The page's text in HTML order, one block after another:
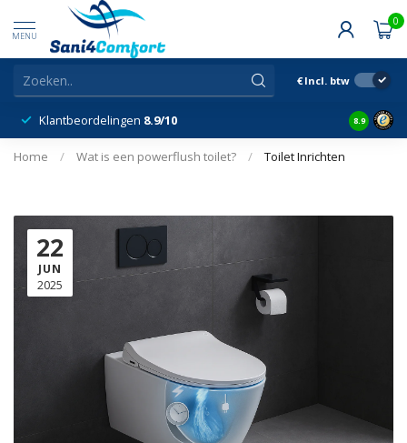
MENU
0
€ Incl. btw
Klantbeordelingen 8.9/10 8.9
Home / Wat is een powerflush toilet? / Toilet Inrichten
22
JUN
2025